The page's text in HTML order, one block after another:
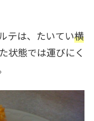
テは、たいてい横
状態では運びにく